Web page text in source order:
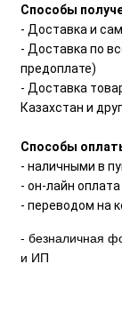
Способы
- Доставка и
- Доставка по
предоплате)
- Доставка
Казахстан и
Способы
- наличными в
- он-лайн
- переводом на
- безналичная
и ИП